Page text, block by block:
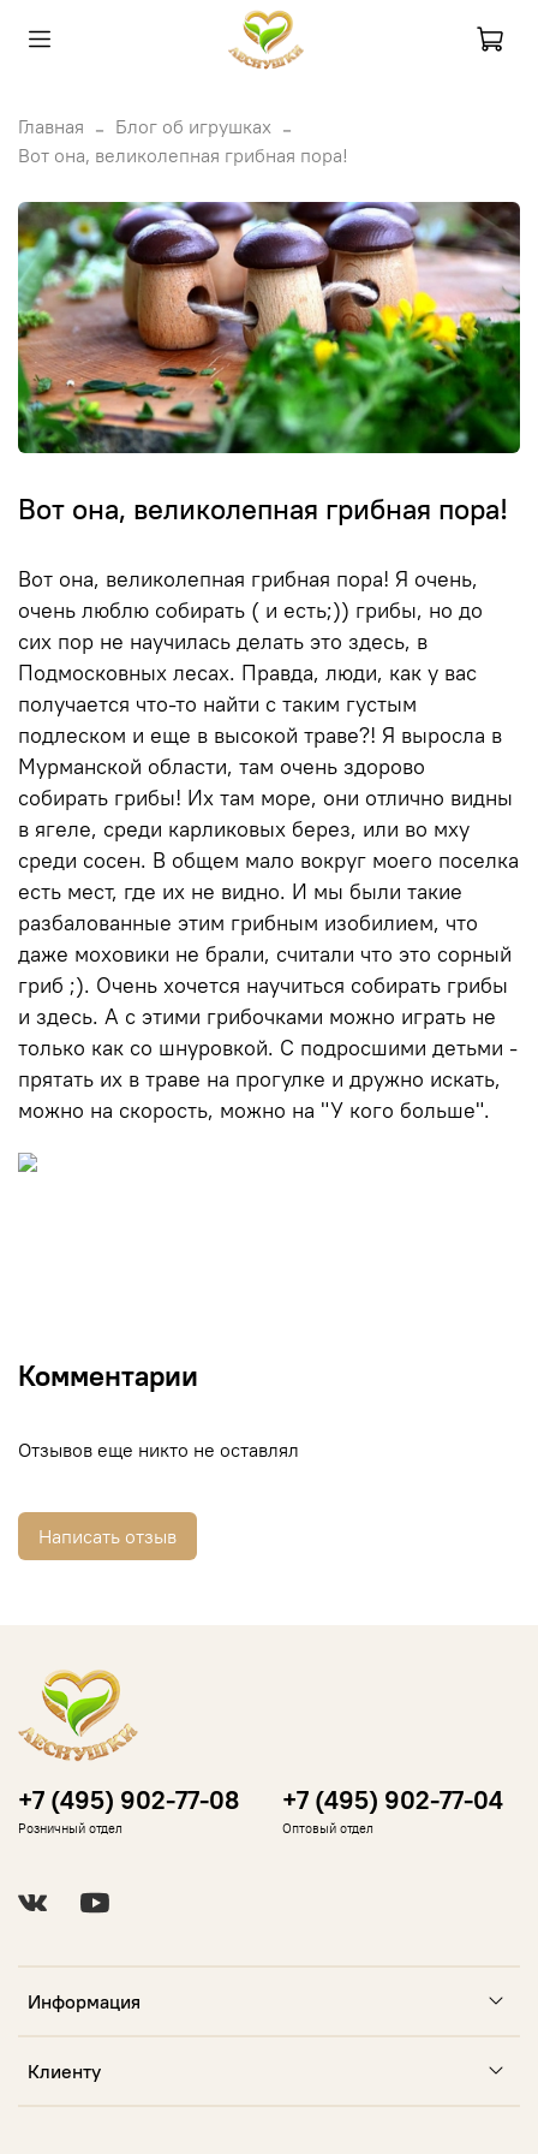
Главная
Блог об игрушках
Вот она, великолепная грибная пора!
Вот она, великолепная грибная пора!
Вот она, великолепная грибная пора! Я очень,
очень люблю собирать ( и есть;)) грибы, но до
сих пор не научилась делать это здесь, в
Подмосковных лесах. Правда, люди, как у вас
получается что-то найти с таким густым
подлеском и еще в высокой траве?! Я выросла в
Мурманской области, там очень здорово
собирать грибы! Их там море, они отлично видны
в ягеле, среди карликовых берез, или во мху
среди сосен. В общем мало вокруг моего поселка
есть мест, где их не видно. И мы были такие
разбалованные этим грибным изобилием, что
даже моховики не брали, считали что это сорный
гриб ;). Очень хочется научиться собирать грибы
и здесь. А с этими грибочками можно играть не
только как со шнуровкой. С подросшими детьми -
прятать их в траве на прогулке и дружно искать,
можно на скорость, можно на "У кого больше".
Комментарии
Отзывов еще никто не оставлял
Написать отзыв
Информация
Клиенту
+7 (495) 902-77-08
Розничный отдел
+7 (495) 902-77-04
Оптовый отдел